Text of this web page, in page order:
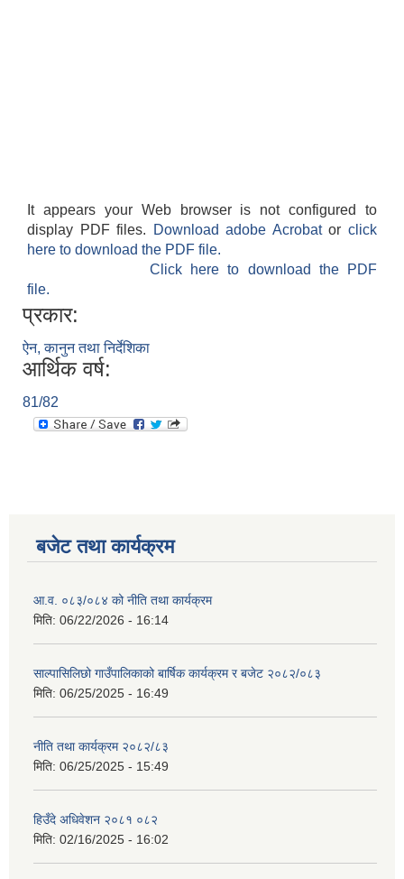
It appears your Web browser is not configured to
display PDF files.
Download adobe Acrobatorclick
here to download the PDF file.
Click here to download the PDF
file.
प्रकार:
ऐन, कानुन तथा निर्देशिका
आर्थिक वर्ष:
81/82
बजेट तथा कार्यक्रम
आ.व. ०८३/०८४ को नीति तथा कार्यक्रम
मिति: 06/22/2026 - 16:14
साल्पासिलिछो गाउँपालिकाको बार्षिक कार्यक्रम र बजेट २०८२/०८३
मिति: 06/25/2025 - 16:49
नीति तथा कार्यक्रम २०८२/८३
मिति: 06/25/2025 - 15:49
हिउँदे अधिवेशन २०८१ ०८२
मिति: 02/16/2025 - 16:02